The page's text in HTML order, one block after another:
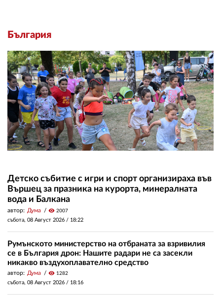
България
Детско събитие с игри и спорт организираха във
Вършец за празника на курорта, минералната
вода и Балкана
автор: Дума visibility 2007
събота, 08 Август 2026 / 18:22
Румънското министерство на отбраната за взривилия
се в България дрон: Нашите радари не са засекли
никакво въздухоплавателно средство
автор: Дума visibility 1282
събота, 08 Август 2026 / 18:16